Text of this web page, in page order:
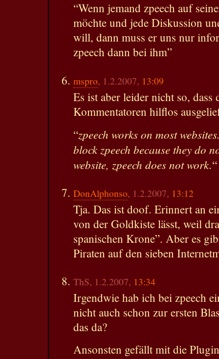
“Wenn jemand zpeech auf
möchte und jede Diskussion
will, dann muss er uns nur
zpeech dann bei ihm”
mspro, 1.2.2007, 13:09
Es ist aber leider nicht so, dass
Kommentatoren hilflos
“zpeech works on most
block zpeech because they do
website, zpeech does not work.“
DonAlphonso, 1.2.2007, 13:12
Tja. Das ist doof. Erinnert an
von der Goldkiste lässt, weil
spanischen Krone”. Aber es
Piraten auf den sieben
ThS, 1.2.2007, 13:34
Irgendwie hab ich bei zpeech
nicht auch schon zur ersten
das da?
Ansonsten gefällt mit die